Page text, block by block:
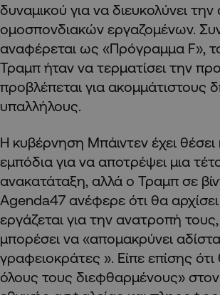
δυναμικού για να διευκολύνει
ομοσπονδιακών εργαζομένων.
αναφέρεται ως «Πρόγραμμα F»,
Τραμπ ήταν να τερματίσει την
προβλέπεται για ακομμάτιστους
υπαλλήλους.
Η κυβέρνηση Μπάιντεν έχει θέσει
εμπόδια για να αποτρέψει μια
ανακατάταξη, αλλά ο Τραμπ σε
Agenda47 ανέφερε ότι θα
εργάζεται για την ανατροπή
μπορέσει να «απομακρύνει
γραφειοκράτες ». Είπε επίσης ότι
όλους τους διεφθαρμένους»